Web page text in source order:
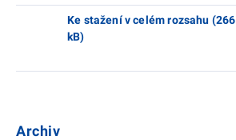
Ke stažení v celém rozsahu (266
kB)
Archiv